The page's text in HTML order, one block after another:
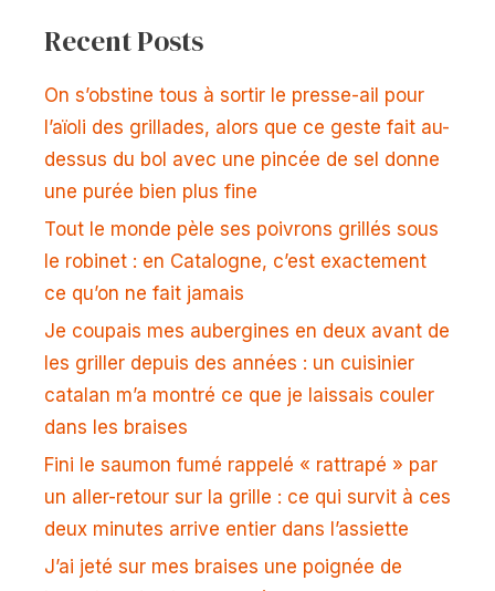
Recent Posts
On s’obstine tous à sortir le presse-ail pour
l’aïoli des grillades, alors que ce geste fait au-
dessus du bol avec une pincée de sel donne
une purée bien plus fine
Tout le monde pèle ses poivrons grillés sous
le robinet : en Catalogne, c’est exactement
ce qu’on ne fait jamais
Je coupais mes aubergines en deux avant de
les griller depuis des années : un cuisinier
catalan m’a montré ce que je laissais couler
dans les braises
Fini le saumon fumé rappelé « rattrapé » par
un aller-retour sur la grille : ce qui survit à ces
deux minutes arrive entier dans l’assiette
J’ai jeté sur mes braises une poignée de